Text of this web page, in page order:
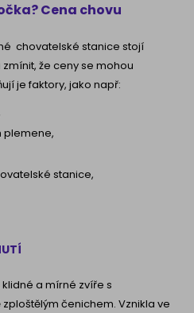
Cena chovu
chovatelské stanice stojí
že ceny se mohou
je faktory, jako např:
plemene,
stanice,
a mírné zvíře s
čenichem. Vznikla ve